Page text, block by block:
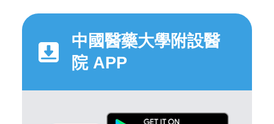
中國醫藥大學附設醫
院 APP